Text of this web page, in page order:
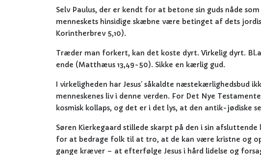
Selv Paulus, der er kendt for at betone sin guds nåde
menneskets hinsidige skæbne være betinget af dets
Korintherbrev 5,10).
Træder man forkert, kan det koste dyrt. Virkelig dyrt.
ende (Matthæus 13,49-50). Sikke en kærlig gud.
I virkeligheden har Jesus’ såkaldte næstekærlighedsbud
menneskenes liv i denne verden. For Det Nye
kosmisk kollaps, og det er i det lys, at den antik-jødiske
Søren Kierkegaard stillede skarpt på den i sin
for at bedrage folk til at tro, at de kan være kristne og
gange kræver – at efterfølge Jesus i hård lidelse og